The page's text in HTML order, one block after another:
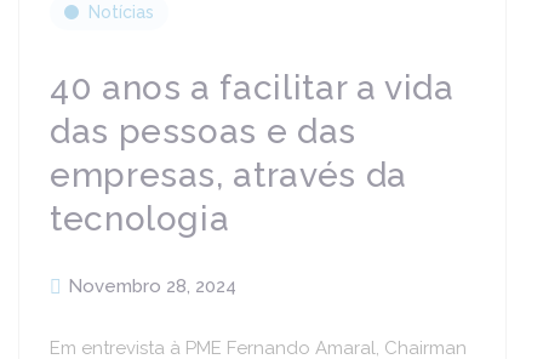
Notícias
40 anos a facilitar a vida
das pessoas e das
empresas, através da
tecnologia
Novembro 28, 2024
Em entrevista à PME Fernando Amaral, Chairman